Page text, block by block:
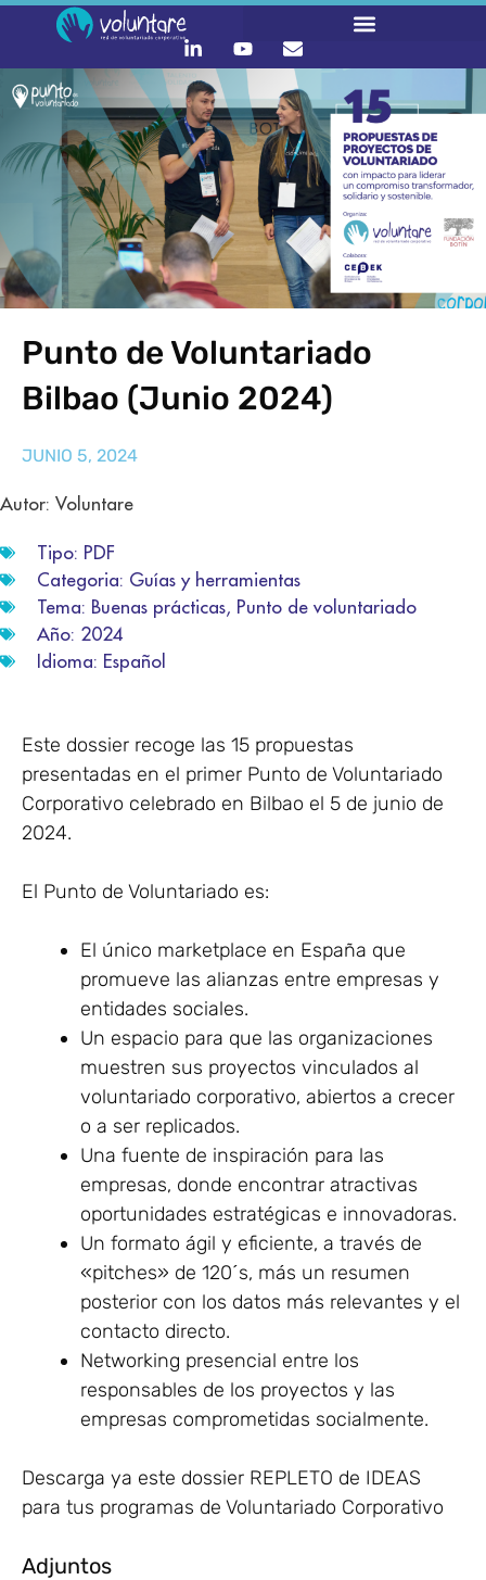
Punto de Voluntariado
Bilbao (Junio 2024)
JUNIO 5, 2024
Autor: Voluntare
Tipo: PDF
Categoria: Guías y herramientas
Tema: Buenas prácticas, Punto de voluntariado
Año: 2024
Idioma: Español
Este dossier recoge las 15 propuestas
presentadas en el primer Punto de Voluntariado
Corporativo celebrado en Bilbao el 5 de junio de
2024.
El Punto de Voluntariado es:
El único marketplace en España que
promueve las alianzas entre empresas y
entidades sociales.
Un espacio para que las organizaciones
muestren sus proyectos vinculados al
voluntariado corporativo, abiertos a crecer
o a ser replicados.
Una fuente de inspiración para las
empresas, donde encontrar atractivas
oportunidades estratégicas e innovadoras.
Un formato ágil y eficiente, a través de
«pitches» de 120´s, más un resumen
posterior con los datos más relevantes y el
contacto directo.
Networking presencial entre los
responsables de los proyectos y las
empresas comprometidas socialmente.
Descarga ya este dossier REPLETO de IDEAS
para tus programas de Voluntariado Corporativo
Adjuntos